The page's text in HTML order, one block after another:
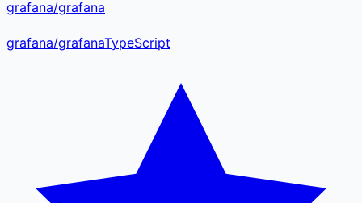
grafana/grafana
grafana/grafanaTypeScript